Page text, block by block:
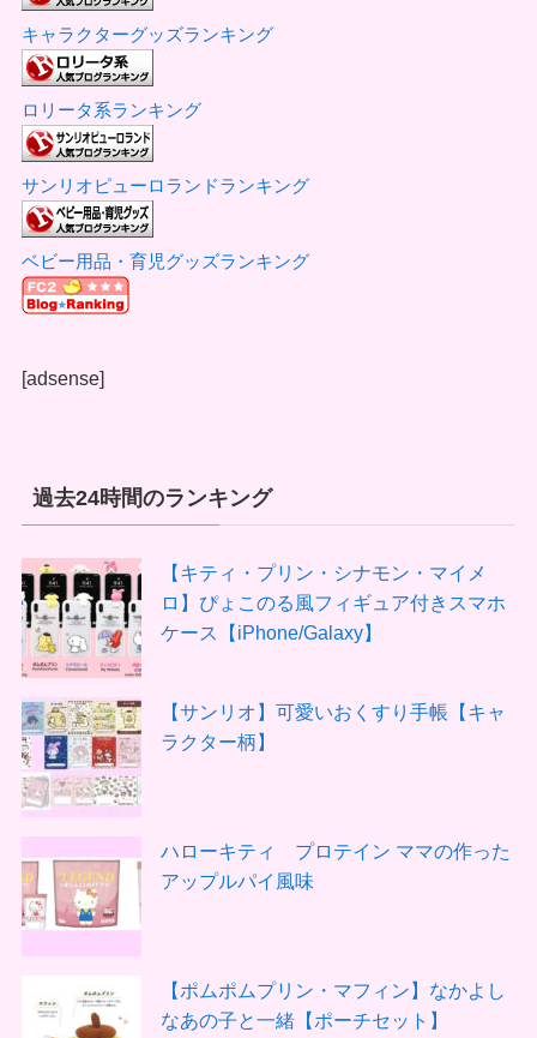
キャラクターグッズランキング
ロリータ系ランキング
サンリオピューロランドランキング
ベビー用品・育児グッズランキング
[adsense]
過去24時間のランキング
【キティ・プリン・シナモン・マイメ
ロ】ぴょこのる風フィギュア付きスマホ
ケース【iPhone/Galaxy】
【サンリオ】可愛いおくすり手帳【キャ
ラクター柄】
ハローキティ プロテイン ママの作った
アップルパイ風味
【ポムポムプリン・マフィン】なかよし
なあの子と一緒【ポーチセット】